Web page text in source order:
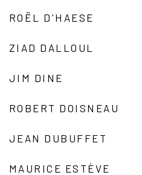
ROËL D'HAESE
ZIAD DALLOUL
JIM DINE
ROBERT DOISNEAU
JEAN DUBUFFET
MAURICE ESTÈVE